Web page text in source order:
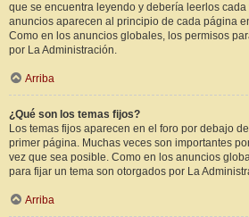
que se encuentra leyendo y debería leerlos
anuncios aparecen al principio de cada página
Como en los anuncios globales, los permisos
por La Administración.
Arriba
¿Qué son los temas fijos?
Los temas fijos aparecen en el foro por debajo
primer página. Muchas veces son importantes
vez que sea posible. Como en los anuncios
para fijar un tema son otorgados por La
Arriba